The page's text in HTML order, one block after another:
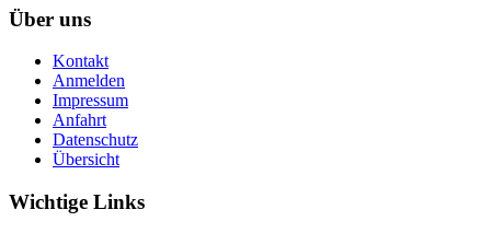
Über uns
Kontakt
Anmelden
Impressum
Anfahrt
Datenschutz
Übersicht
Wichtige Links